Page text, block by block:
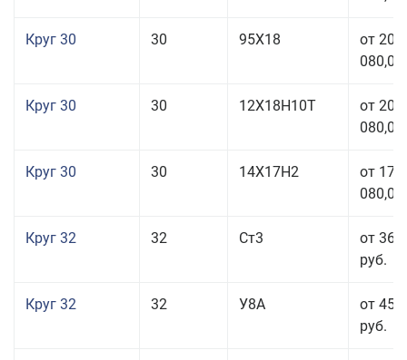
Круг 30 30 95Х18
от 208
080,00
Круг 30 30 12Х18Н10Т
от 208
080,00
Круг 30 30 14Х17Н2
от 177
080,00
Круг 32 32 Ст3
от 36
руб.
Круг 32 32 У8А
от 45
руб.